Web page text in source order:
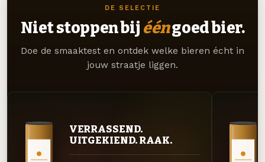
DE SELECTIE
Niet stoppen bij ééngoed bier.
Doe de smaaktest en ontdek welke bieren écht in
jouw straatje liggen.
VERRASSEND.
UITGEKIEND. RAAK.